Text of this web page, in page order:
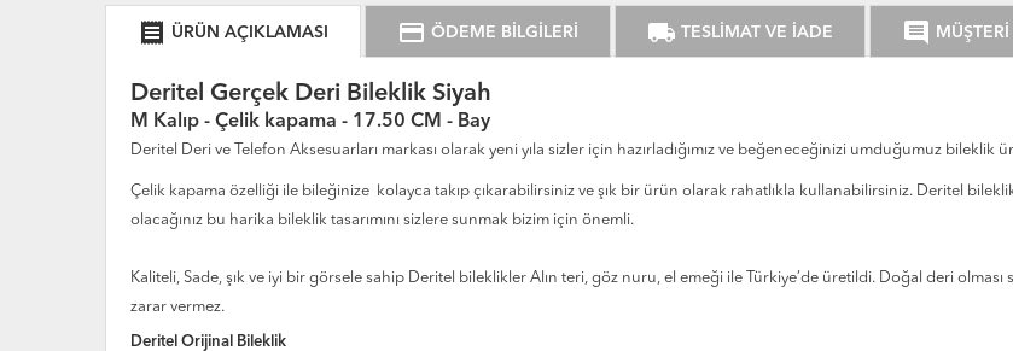
receipt ÜRÜN AÇIKLAMASI credit_card ÖDEME BİLGİLERİ local_shipping TESLİMAT VE İADE comment
Deritel Gerçek Deri Bileklik Siyah
M Kalıp - Çelik kapama - 17.50 CM - Bay
Deritel Deri ve Telefon Aksesuarları markası olarak yeni yıla sizler için hazırladığımız ve beğeneceğinizi umduğumuz
Çelik kapama özelliği ile bileğinize kolayca takıp çıkarabilirsiniz ve şık bir ürün olarak rahatlıkla kullanabilirsiniz. Deritel
olacağınız bu harika bileklik tasarımını sizlere sunmak bizim için önemli.
Kaliteli, Sade, şık ve iyi bir görsele sahip Deritel bileklikler Alın teri, göz nuru, el emeği ile Türkiye’de üretildi. Doğal deri olması
zarar vermez.
Deritel Orijinal Bileklik